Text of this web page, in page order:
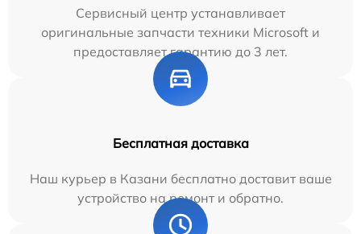
Сервисный центр устанавливает
оригинальные запчасти техники Microsoft и
предоставляет гарантию до 3 лет.
Бесплатная доставка
Наш курьер в Казани бесплатно доставит ваше
устройство на ремонт и обратно.